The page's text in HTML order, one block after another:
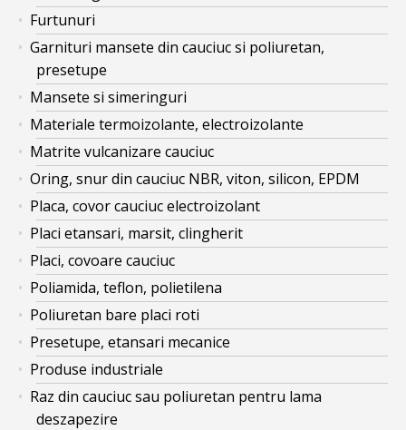
Furtunuri
Garnituri mansete din cauciuc si poliuretan,
presetupe
Mansete si simeringuri
Materiale termoizolante, electroizolante
Matrite vulcanizare cauciuc
Oring, snur din cauciuc NBR, viton, silicon, EPDM
Placa, covor cauciuc electroizolant
Placi etansari, marsit, clingherit
Placi, covoare cauciuc
Poliamida, teflon, polietilena
Poliuretan bare placi roti
Presetupe, etansari mecanice
Produse industriale
Raz din cauciuc sau poliuretan pentru lama
deszapezire